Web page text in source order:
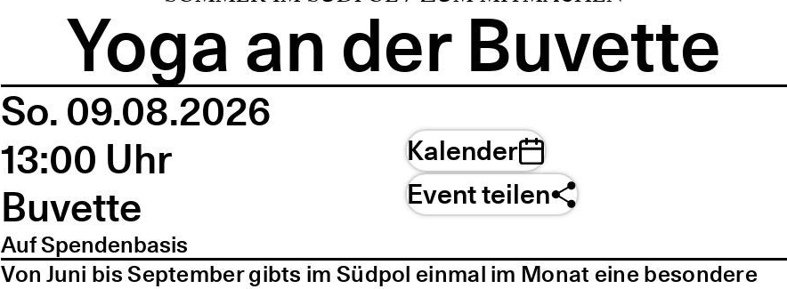
Yoga an der Buvette
So. 09.08.2026
13:00 Uhr
Buvette
Auf Spendenbasis
Kalender
Event teilen
Von Juni bis September gibts im Südpol einmal im Monat eine besondere